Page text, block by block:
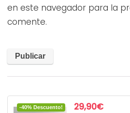
en este navegador para la
comente.
-40% Descuento! 29,90€